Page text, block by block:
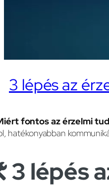
3 lépés az
fontos az érzelmi
hatékonyabban
lépés